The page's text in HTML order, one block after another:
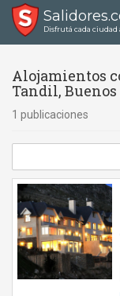
Disfrutá cada
Alojamientos
Tandil,
1 publicaciones